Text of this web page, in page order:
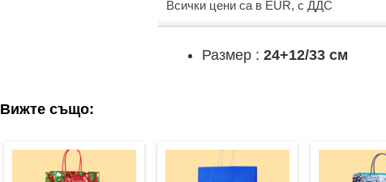
Всички цени са в EUR, с ДДС
Размер :24+12/33 см
Вижте също: